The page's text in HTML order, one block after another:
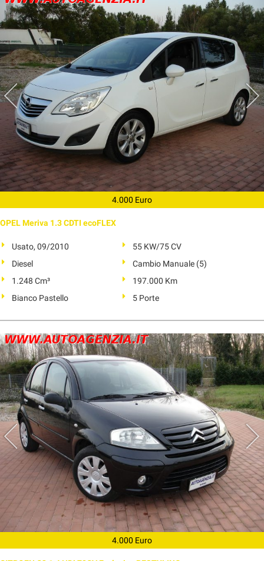
4.000 Euro
OPEL Meriva 1.3 CDTI ecoFLEX
Usato, 09/2010
55 KW/75 CV
Diesel
Cambio Manuale (5)
1.248 Cm³
197.000 Km
Bianco Pastello
5 Porte
4.000 Euro